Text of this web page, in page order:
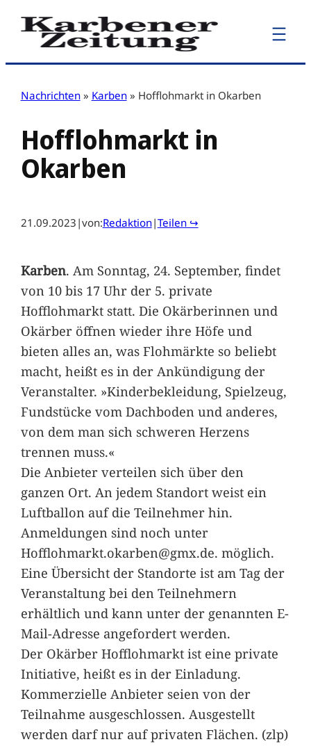
Zum
Inhalt
Nachrichten » Karben » Hofflohmarkt in Okarben
Hofflohmarkt in
Okarben
21.09.2023 |von:Redaktion|Teilen ↪
Karben. Am Sonntag, 24. September, findet
von 10 bis 17 Uhr der 5. private
Hofflohmarkt statt. Die Okärberinnen und
Okärber öffnen wieder ihre Höfe und
bieten alles an, was Flohmärkte so beliebt
macht, heißt es in der Ankündigung der
Veranstalter. »Kinderbekleidung, Spielzeug,
Fundstücke vom Dachboden und anderes,
von dem man sich schweren Herzens
trennen muss.«
Die Anbieter verteilen sich über den
ganzen Ort. An jedem Standort weist ein
Luftballon auf die Teilnehmer hin.
Anmeldungen sind noch unter
Hofflohmarkt.okarben@gmx.de. möglich.
Eine Übersicht der Standorte ist am Tag der
Veranstaltung bei den Teilnehmern
erhältlich und kann unter der genannten E-
Mail-Adresse angefordert werden.
Der Okärber Hofflohmarkt ist eine private
Initiative, heißt es in der Einladung.
Kommerzielle Anbieter seien von der
Teilnahme ausgeschlossen. Ausgestellt
werden darf nur auf privaten Flächen. (zlp)